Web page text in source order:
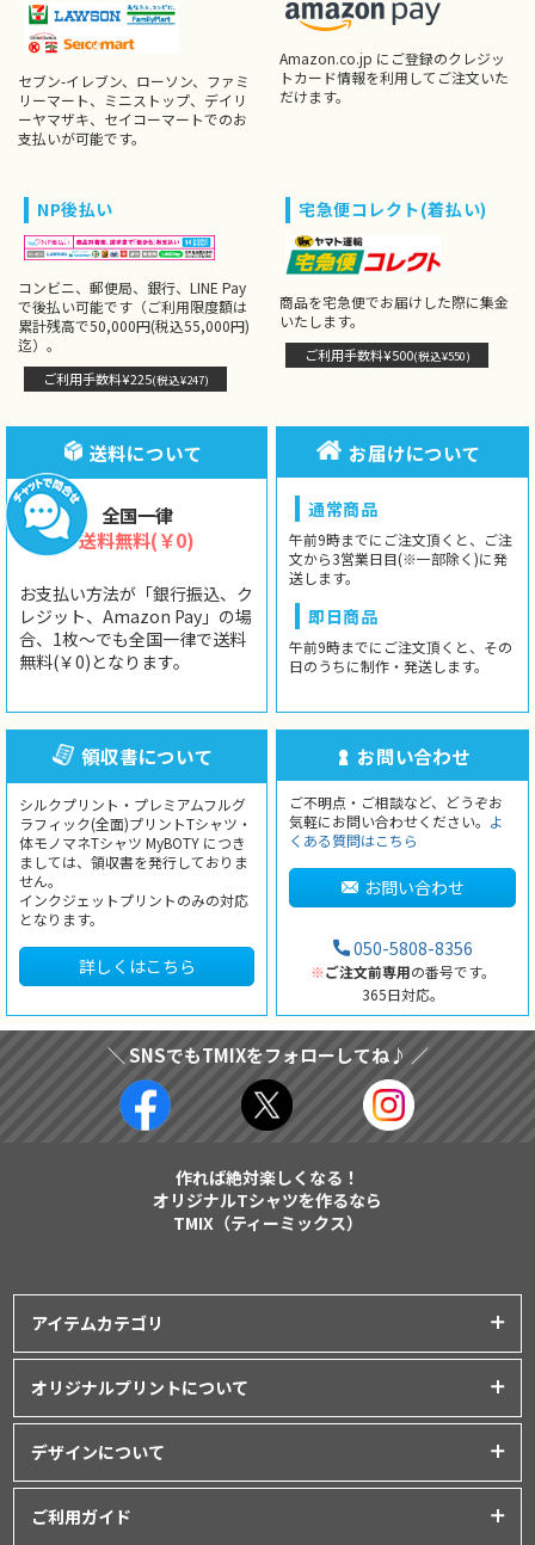
セブン-イレブン、ローソン、ファミ
リーマート、ミニストップ、デイリ
ーヤマザキ、セイコーマートでのお
支払いが可能です。
Amazon.co.jp にご登録のクレジッ
トカード情報を利用してご注文いた
だけます。
NP後払い
コンビニ、郵便局、銀行、LINE Pay
で後払い可能です（ご利用限度額は
累計残高で50,000円(税込55,000円)
迄）。
ご利用手数料¥225(税込¥247)
宅急便コレクト(着払い)
商品を宅急便でお届けした際に集金
いたします。
ご利用手数料¥500(税込¥550)
送料について
全国一律
送料無料(￥0)
お支払い方法が「銀行振込、ク
レジット、Amazon Pay」の場
合、1枚〜でも全国一律で送料
無料(￥0)となります。
お届けについて
通常商品
午前9時までにご注文頂くと、ご注
文から3営業日目(※一部除く)に発
送します。
即日商品
午前9時までにご注文頂くと、その
日のうちに制作・発送します。
領収書について
シルクプリント・プレミアムフルグ
ラフィック(全面)プリントTシャツ・
体モノマネTシャツ MyBOTY につき
ましては、領収書を発行しておりま
せん。
インクジェットプリントのみの対応
となります。
詳しくはこちら
お問い合わせ
ご不明点・ご相談など、どうぞお
気軽にお問い合わせください。 よ
くある質問はこちら
お問い合わせ
050-5808-8356
※ご注文前専用の番号です。
365日対応。
＼ SNSでもTMIXをフォローしてね♪ ／
作れば絶対楽しくなる！
オリジナルTシャツを作るなら
TMIX（ティーミックス）
アイテムカテゴリ
ポロシャツ│ スポーツウェア
パーカー・スウェット│ベビー服
バッグ・ポーチ
オリジナルプリントについて
シルクスクリーンプリント
デザインについて
ご利用ガイド